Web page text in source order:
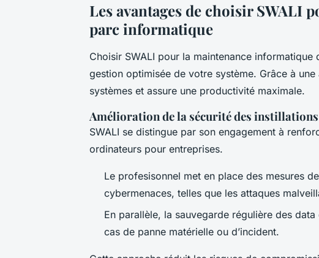
Les avantages de choisir SWALI
parc informatique
Choisir SWALI pour la maintenance
gestion optimisée de votre système. Grâce à
systèmes et assure une productivité maximale.
Amélioration de la sécurité des
SWALI se distingue par son engagement à
ordinateurs pour entreprises.
Le profesisonnel met en place des mesures
cybermenaces, telles que les attaques
En parallèle, la sauvegarde régulière des
cas de panne matérielle ou d’incident.